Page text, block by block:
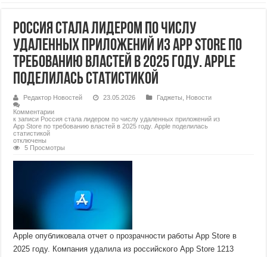
Россия стала лидером по числу
удаленных приложений из App Store по
требованию властей в 2025 году. Apple
поделилась статистикой
Редактор Новостей 23.05.2026 Гаджеты
Новости
Комментарии
к записи Россия стала лидером по числу удаленных приложений из
App Store по требованию властей в 2025 году. Apple поделилась
статистикой
отключены
5 Просмотры
Apple опубликовала отчет о прозрачности работы App Store в
2025 году. Компания удалила из российского App Store 1213